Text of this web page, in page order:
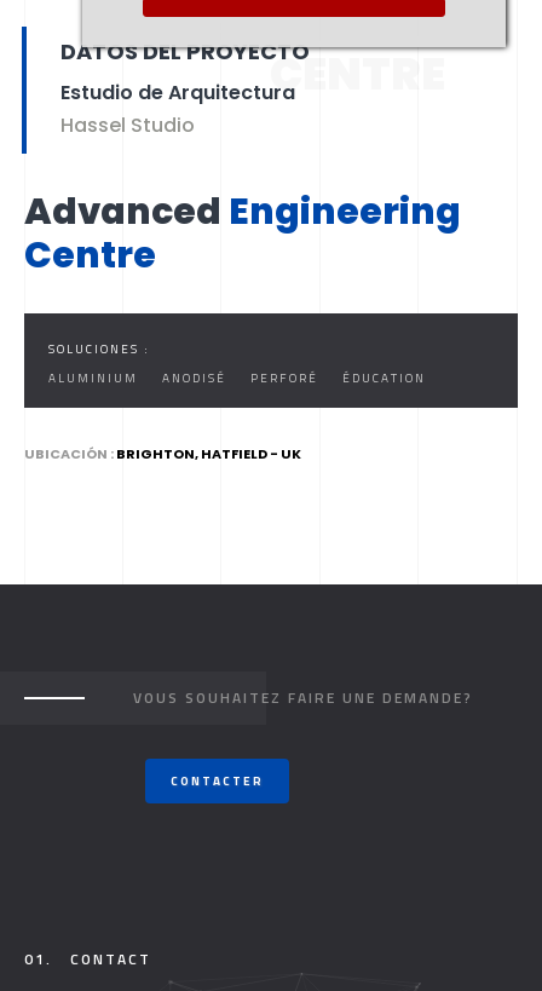
ENGINEERING
CENTRE
DATOS DEL PROYECTO
Estudio de Arquitectura
Hassel Studio
Advanced Engineering
Centre
SOLUCIONES :
ALUMINIUM
ANODISÉ PERFORÉ ÉDUCATION
UBICACIÓN :BRIGHTON, HATFIELD - UK
VOUS SOUHAITEZ FAIRE UNE DEMANDE?
CONTACTER
01. CONTACT